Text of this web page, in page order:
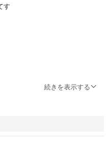
す
続きを表示する